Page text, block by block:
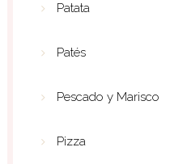
Patata
Patés
Pescado y Marisco
Pizza